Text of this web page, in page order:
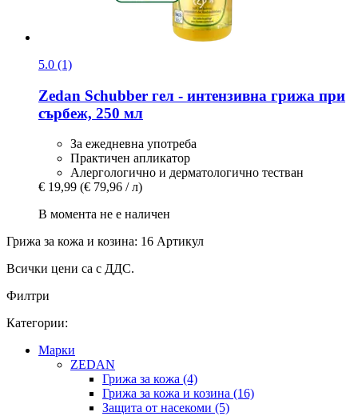
5.0 (1)
Zedan Schubber гел -​ интензивна грижа при
сърбеж, 250 мл
За ежедневна употреба
Практичен апликатор
Алергологично и дерматологично тестван
€ 19,99 (€ 79,96 / л)
В момента не е наличен
Грижа за кожа и козина: 16 Артикул
Всички цени са с ДДС.
Филтри
Категории:
Марки
ZEDAN
Грижа за кожа (4)
Грижа за кожа и козина (16)
Защита от насекоми (5)